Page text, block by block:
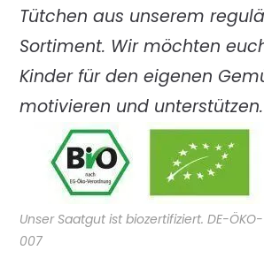
Tütchen aus unserem
Sortiment. Wir möchten
Kinder für den eigenen
motivieren und unterstützen.
Unser Saatgut ist biozertifiziert. DE-ÖKO-
007